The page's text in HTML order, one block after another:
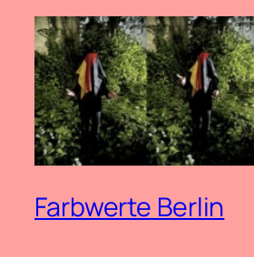
Farbwerte Berlin